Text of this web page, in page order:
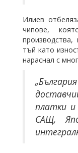
Илиев
чипове,
тъй като
нараснал с
платки и
САЩ,